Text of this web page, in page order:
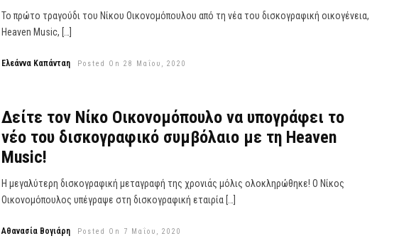
Το πρώτο τραγούδι του Νίκου Οικονομόπουλου από τη νέα του δισκογραφική οικογένεια,
Heaven Music, […]
Ελεάννα Καπάνταη Posted On 28 Μαΐου, 2020
Δείτε τον Νίκο Οικονομόπουλο να υπογράφει το
νέο του δισκογραφικό συμβόλαιο με τη Heaven
Music!
Η μεγαλύτερη δισκογραφική μεταγραφή της χρονιάς μόλις ολοκληρώθηκε! Ο Νίκος
Οικονομόπουλος υπέγραψε στη δισκογραφική εταιρία […]
Αθανασία Βογιάρη Posted On 7 Μαΐου, 2020